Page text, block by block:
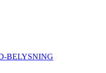
BELYSNING